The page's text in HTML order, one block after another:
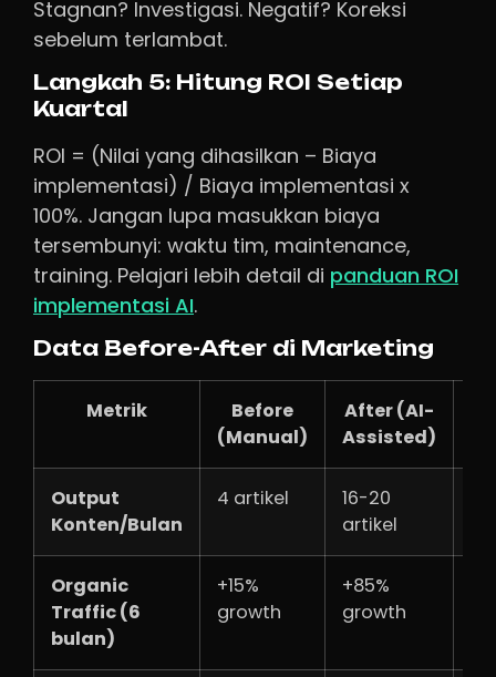
Stagnan? Investigasi. Negatif? Koreksi
sebelum terlambat.
Langkah 5: Hitung ROI Setiap
Kuartal
ROI = (Nilai yang dihasilkan – Biaya
implementasi) / Biaya implementasi x
100%. Jangan lupa masukkan biaya
tersembunyi: waktu tim, maintenance,
training. Pelajari lebih detail di panduan ROI
implementasi AI.
Data Before-After di Marketing
Metrik
Before
(Manual)
After (AI-
Assisted)
Output
Konten/Bulan
4 artikel
16-20
artikel
Organic
Traffic (6
bulan)
+15%
growth
+85%
growth